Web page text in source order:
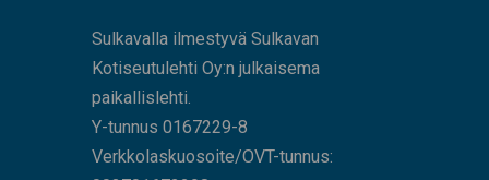
Sulkavalla ilmestyvä Sulkavan
Kotiseutulehti Oy:n julkaisema
paikallislehti.
Y-tunnus 0167229-8
Verkkolaskuosoite/OVT-tunnus: